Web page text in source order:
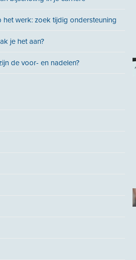
het werk: zoek tijdig ondersteuning
je het aan?
de voor- en nadelen?